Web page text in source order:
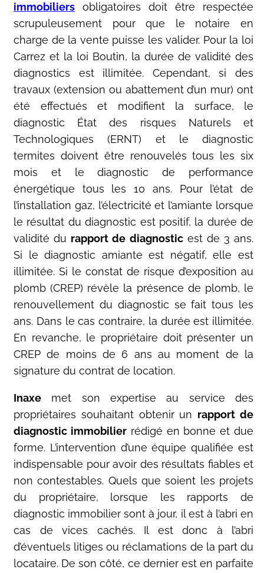
immobiliers obligatoires doit être respectée
scrupuleusement pour que le notaire en
charge de la vente puisse les valider. Pour la loi
Carrez et la loi Boutin, la durée de validité des
diagnostics est illimitée. Cependant, si des
travaux (extension ou abattement d’un mur) ont
été effectués et modifient la surface, le
diagnostic État des risques Naturels et
Technologiques (ERNT) et le diagnostic
termites doivent être renouvelés tous les six
mois et le diagnostic de performance
énergétique tous les 10 ans. Pour l’état de
l’installation gaz, l’électricité et l’amiante lorsque
le résultat du diagnostic est positif, la durée de
validité du rapport de diagnosticest de 3 ans.
Si le diagnostic amiante est négatif, elle est
illimitée. Si le constat de risque d’exposition au
plomb (CREP) révèle la présence de plomb, le
renouvellement du diagnostic se fait tous les
ans. Dans le cas contraire, la durée est illimitée.
En revanche, le propriétaire doit présenter un
CREP de moins de 6 ans au moment de la
signature du contrat de location.
Inaxe met son expertise au service des
propriétaires souhaitant obtenir un rapport de
diagnostic immobilierrédigé en bonne et due
forme. L’intervention d’une équipe qualifiée est
indispensable pour avoir des résultats fiables et
non contestables. Quels que soient les projets
du propriétaire, lorsque les rapports de
diagnostic immobilier sont à jour, il est à l’abri en
cas de vices cachés. Il est donc à l’abri
d’éventuels litiges ou réclamations de la part du
locataire. De son côté, ce dernier est en parfaite